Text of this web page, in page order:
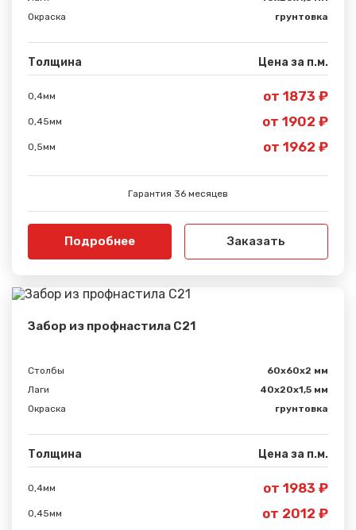
Окраска
грунтовка
Толщина Цена за п.м.
0,4мм от 1873 ₽
0,45мм от 1902 ₽
0,5мм от 1962 ₽
Гарантия 36 месяцев
Подробнее Заказать
Забор из профнастила С21
Столбы
60х60х2 мм
Лаги
40х20х1,5 мм
Окраска
грунтовка
Толщина Цена за п.м.
0,4мм от 1983 ₽
0,45мм от 2012 ₽